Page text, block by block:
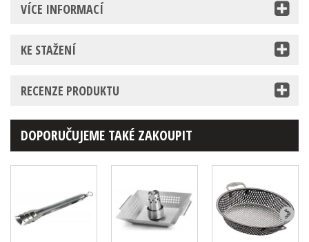
VÍCE INFORMACÍ
KE STAŽENÍ
RECENZE PRODUKTU
DOPORUČUJEME TAKÉ ZAKOUPIT